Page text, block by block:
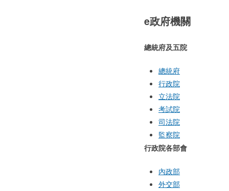
e政府機關
總統府及五院
總統府
行政院
立法院
考試院
司法院
監察院
行政院各部會
內政部
外交部